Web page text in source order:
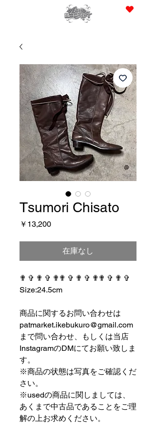
Tsumori Chisato
￥13,200価
在庫なし
✟ ✞ ✟ ✞ ✟✟ ✞ ✟ ✞ ✟✟ ✞ ✟ ✞
Size:24.5cm
商品に関するお問い合わせは
patmarket.ikebukuro@gmail.com
まで問い合わせ、もしくは当店
InstagramのDMにてお願い致しま
す。
※商品の状態は写真をご確認くだ
さい。
※usedの商品に関しましては、
あくまで中古品であることをご理
解の上お求めください。